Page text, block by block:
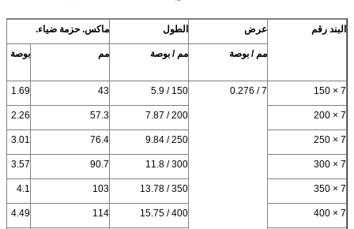
البند رقم عرض الطول ماكس. حزمة ضياء.
مم / بوصة مم / بوصة مم بوصة
7 × 150
7 / 0.276
150 / 5.9
43
1.69
7 × 200
200 / 7.87
57.3
2.26
7 × 250
250 / 9.84
76.4
3.01
7 × 300
300 / 11.8
90.7
3.57
7 × 350
350 / 13.78
103
4.1
7 × 400
400 / 15.75
114
4.49